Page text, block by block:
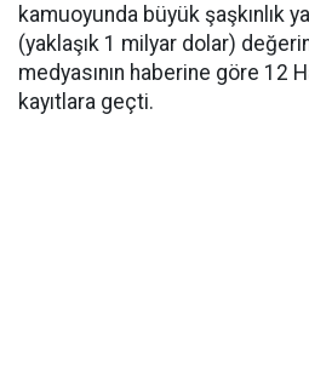
kamuoyunda büyük şaşkınlık
(yaklaşık 1 milyar dolar)
medyasının haberine göre 12
kayıtlara geçti.